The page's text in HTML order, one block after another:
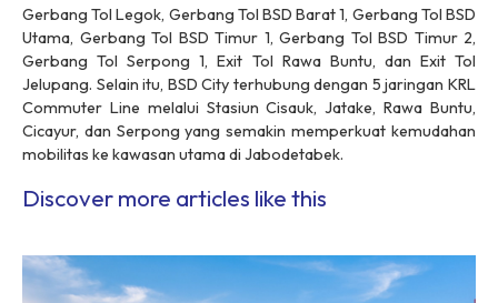
Gerbang Tol Legok, Gerbang Tol BSD Barat 1, Gerbang Tol BSD
Utama, Gerbang Tol BSD Timur 1, Gerbang Tol BSD Timur 2,
Gerbang Tol Serpong 1, Exit Tol Rawa Buntu, dan Exit Tol
Jelupang. Selain itu, BSD City terhubung dengan 5 jaringan KRL
Commuter Line melalui Stasiun Cisauk, Jatake, Rawa Buntu,
Cicayur, dan Serpong yang semakin memperkuat kemudahan
mobilitas ke kawasan utama di Jabodetabek.
Discover more articles like this